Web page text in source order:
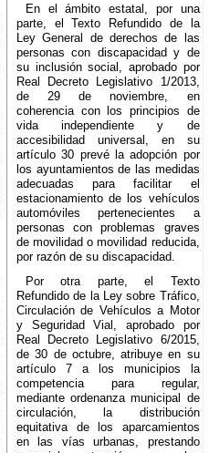
En el ámbito estatal, por una
parte, el Texto Refundido de la
Ley General de derechos de las
personas con discapacidad y de
su inclusión social, aprobado por
Real Decreto Legislativo 1/2013,
de 29 de noviembre, en
coherencia con los principios de
vida independiente y de
accesibilidad universal, en su
artículo 30 prevé la adopción por
los ayuntamientos de las medidas
adecuadas para facilitar el
estacionamiento de los vehículos
automóviles pertenecientes a
personas con problemas graves
de movilidad o movilidad reducida,
por razón de su discapacidad.
Por otra parte, el Texto
Refundido de la Ley sobre Tráfico,
Circulación de Vehículos a Motor
y Seguridad Vial, aprobado por
Real Decreto Legislativo 6/2015,
de 30 de octubre, atribuye en su
artículo 7 a los municipios la
competencia para regular,
mediante ordenanza municipal de
circulación, la distribución
equitativa de los aparcamientos
en las vías urbanas, prestando